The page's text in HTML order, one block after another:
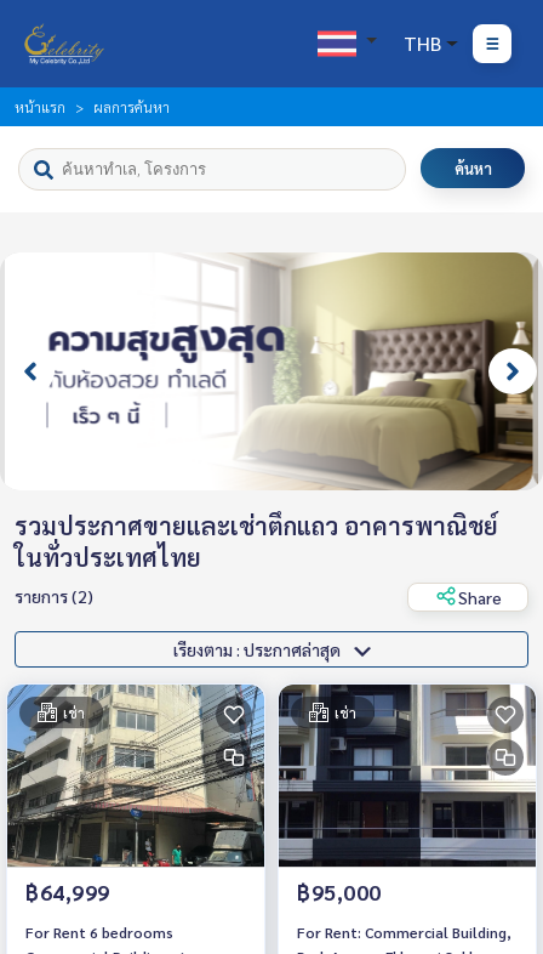
THB
หน้าแรก ผลการค้นหา
ค้นหา
รวมประกาศขายและเช่าตึกแถว อาคารพาณิชย์
ในทั่วประเทศไทย
รายการ (2) Share
เรียงตาม : ประกาศล่าสุด
เช่า
฿64,999
For Rent 6 bedrooms
เช่า
฿95,000
For Rent: Commercial Building,